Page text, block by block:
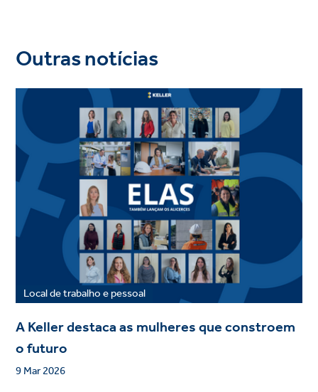
Outras notícias
Local de trabalho e pessoal
A Keller destaca as mulheres que constroem
o futuro
9 Mar 2026